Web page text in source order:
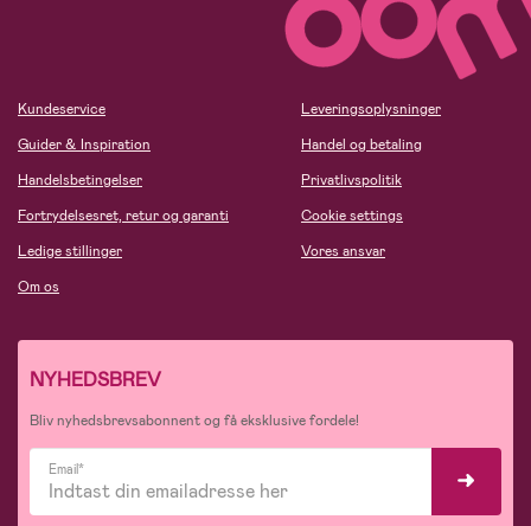
Kundeservice
Guider & Inspiration
Handelsbetingelser
Fortrydelsesret, retur og garanti
Ledige stillinger
Om os
Leveringsoplysninger
Handel og betaling
Privatlivspolitik
Cookie settings
Vores ansvar
NYHEDSBREV
Bliv nyhedsbrevsabonnent og få eksklusive fordele!
Email*